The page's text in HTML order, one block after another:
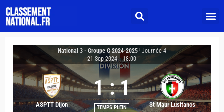
National 3 - Groupe G 2024-2025
Journée 4
21 Sep 2024 - 18:00
ASPTT Dijon
1 : 1
TEMPS PLEIN St Maur Lusitanos